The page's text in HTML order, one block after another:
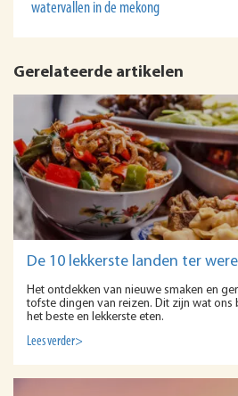
watervallen in de mekong
Gerelateerde artikelen
De 10 lekkerste landen ter
Het ontdekken van nieuwe smaken en
tofste dingen van reizen. Dit zijn wat ons
het beste en lekkerste eten.
Lees verder>